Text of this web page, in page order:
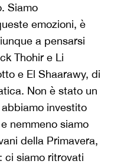
Siamo
emozioni, è
a pensarsi
Thohir e Li
e El Shaarawy, di
Non è stato un
investito
nemmeno siamo
della Primavera,
ci siamo ritrovati